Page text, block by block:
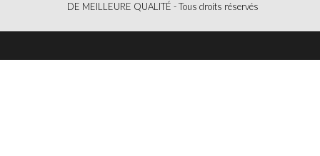
DE MEILLEURE QUALITÉ - Tous droits réservés